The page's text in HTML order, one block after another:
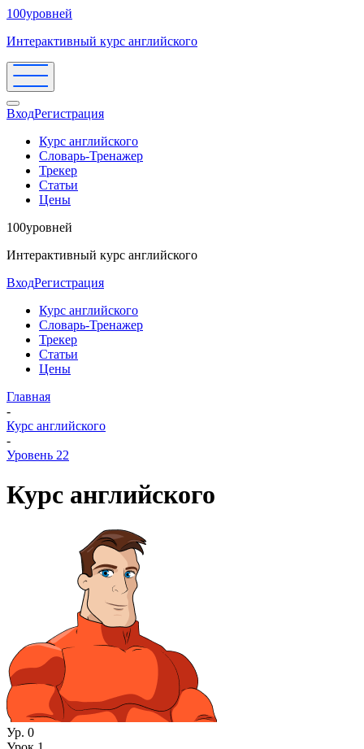
100уровней
Интерактивный курс английского
ВходРегистрация
Курс английского
Словарь-Тренажер
Трекер
Статьи
Цены
100уровней
Интерактивный курс английского
ВходРегистрация
Курс английского
Словарь-Тренажер
Трекер
Статьи
Цены
Главная
-
Курс английского
-
Уровень 22
Курс английского
Ур. 0